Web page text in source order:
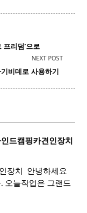
프리덤’으로
NEXT POST
비데로 사용하기
드캠핑카견인장치
장치 ​ 안녕하세요
오늘작업은 그랜드